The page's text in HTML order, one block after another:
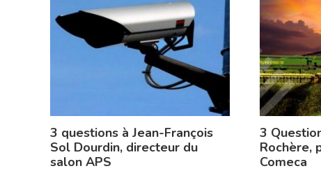
3 questions à Jean-François
Sol Dourdin, directeur du
salon APS
3
Rochère,
Comeca